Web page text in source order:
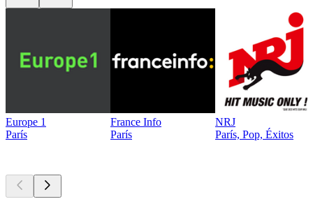
Europe 1
París
France Info
París
NRJ
París, Pop, Éxitos